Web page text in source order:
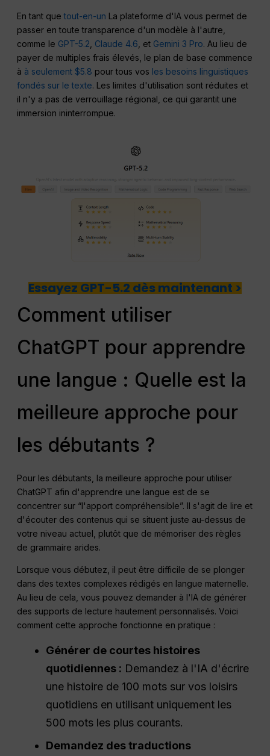
En tant quetout-en-un La plateforme d'IA vous permet de
passer en toute transparence d'un modèle à l'autre,
comme le GPT-5.2, Claude 4.6, et Gemini 3 Pro. Au lieu de
payer de multiples frais élevés, le plan de base commence
à à seulement $5.8 pour tous vos les besoins linguistiques
fondés sur le texte. Les limites d'utilisation sont réduites et
il n'y a pas de verrouillage régional, ce qui garantit une
immersion ininterrompue.
Essayez GPT-5.2 dès maintenant >
Comment utiliser
ChatGPT pour apprendre
une langue : Quelle est la
meilleure approche pour
les débutants ?
Pour les débutants, la meilleure approche pour utiliser
ChatGPT afin d'apprendre une langue est de se
concentrer sur “l'apport compréhensible”. Il s'agit de lire et
d'écouter des contenus qui se situent juste au-dessus de
votre niveau actuel, plutôt que de mémoriser des règles
de grammaire arides.
Lorsque vous débutez, il peut être difficile de se plonger
dans des textes complexes rédigés en langue maternelle.
Au lieu de cela, vous pouvez demander à l'IA de générer
des supports de lecture hautement personnalisés. Voici
comment cette approche fonctionne en pratique :
Générer de courtes histoires
quotidiennes : Demandez à l'IA d'écrire
une histoire de 100 mots sur vos loisirs
quotidiens en utilisant uniquement les
500 mots les plus courants.
Demandez des traductions